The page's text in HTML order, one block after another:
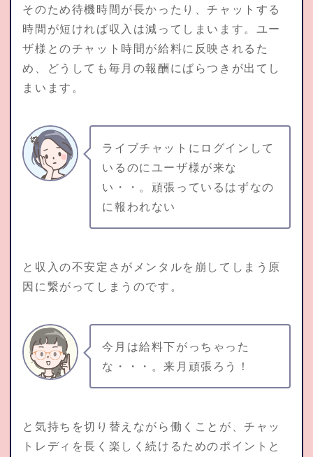
そのため待機時間が長かったり、チャットする
時間が短ければ収入は減ってしまいます。ユー
ザ様とのチャット時間が給料に反映されるた
め、どうしても毎月の報酬にばらつきが出てし
まいます。
ライブチャットにログインして
いるのにユーザ様が来な
い・・。頑張っているはずなの
に報われない
と収入の不安定さがメンタルを崩してしまう原
因に繋がってしまうのです。
今月は給料下がっちゃった
な・・・。来月頑張ろう！
と気持ちを切り替えながら働くことが、チャッ
トレディを長く楽しく続けるためのポイントと